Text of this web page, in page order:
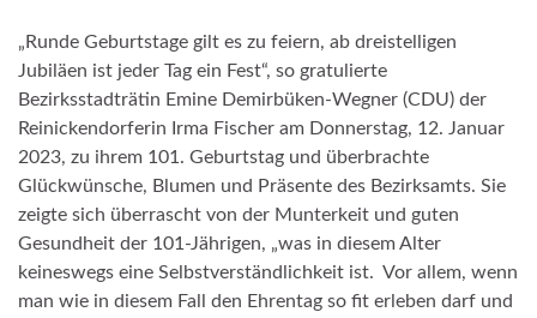
„Runde Geburtstage gilt es zu feiern, ab dreistelligen
Jubiläen ist jeder Tag ein Fest“, so gratulierte
Bezirksstadträtin Emine Demirbüken-Wegner (CDU) der
Reinickendorferin Irma Fischer am Donnerstag, 12. Januar
2023, zu ihrem 101. Geburtstag und überbrachte
Glückwünsche, Blumen und Präsente des Bezirksamts. Sie
zeigte sich überrascht von der Munterkeit und guten
Gesundheit der 101-Jährigen, „was in diesem Alter
keineswegs eine Selbstverständlichkeit ist. Vor allem, wenn
man wie in diesem Fall den Ehrentag so fit erleben darf und